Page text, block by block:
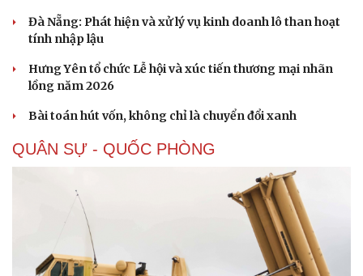
Nam khoa
Làm đẹp - giảm cân
Ăn sạch sống khỏe
Đà Nẵng: Phát hiện và xử lý vụ kinh doanh lô than hoạt
tính nhập lậu
Hưng Yên tổ chức Lễ hội và xúc tiến thương mại nhãn
lồng năm 2026
Bài toán hút vốn, không chỉ là chuyển đổi xanh
QUÂN SỰ - QUỐC PHÒNG